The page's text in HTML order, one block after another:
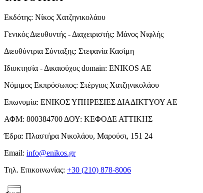
Εκδότης: Νίκος Χατζηνικολάου
Γενικός Διευθυντής - Διαχειριστής: Μάνος Νιφλής
Διευθύντρια Σύνταξης: Στεφανία Κασίμη
Ιδιοκτησία - Δικαιούχος domain: ENIKOS AE
Νόμιμος Εκπρόσωπος: Στέργιος Χατζηνικολάου
Επωνυμία: ΕΝΙΚΟΣ ΥΠΗΡΕΣΙΕΣ ΔΙΑΔΙΚΤΥΟΥ ΑΕ
ΑΦΜ: 800384700 ΔΟΥ: ΚΕΦΟΔΕ ΑΤΤΙΚΗΣ
Έδρα: Πλαστήρα Νικολάου, Μαρούσι, 151 24
Email: info@enikos.gr
Τηλ. Επικοινωνίας: +30 (210) 878-8006